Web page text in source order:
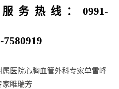
务热线： 0991-
7580919
医院心胸血管外科专家单雪峰
家睢瑞芳